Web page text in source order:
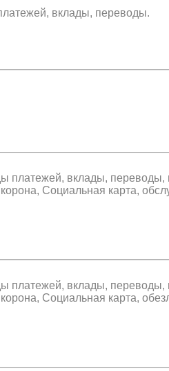
вклады, переводы.
платежей, вклады, переводы,
Социальная карта,
платежей, вклады, переводы,
Социальная карта,